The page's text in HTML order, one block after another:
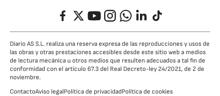
FacebookTwitterYouTubeInstagramWhatsappLinkedIn
TikTok
Diario AS S.L. realiza una reserva expresa de las reproducciones y usos de
las obras y otras prestaciones accesibles desde este sitio web a medios
de lectura mecánica u otros medios que resulten adecuados a tal fin de
conformidad con el artículo 67.3 del Real Decreto-ley 24/2021, de 2 de
noviembre.
ContactoAviso legalPolítica de privacidadPolítica de cookies